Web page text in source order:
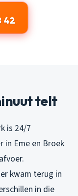
42
telt
is 24/7
in Eme en Broek
kwam terug in
in die